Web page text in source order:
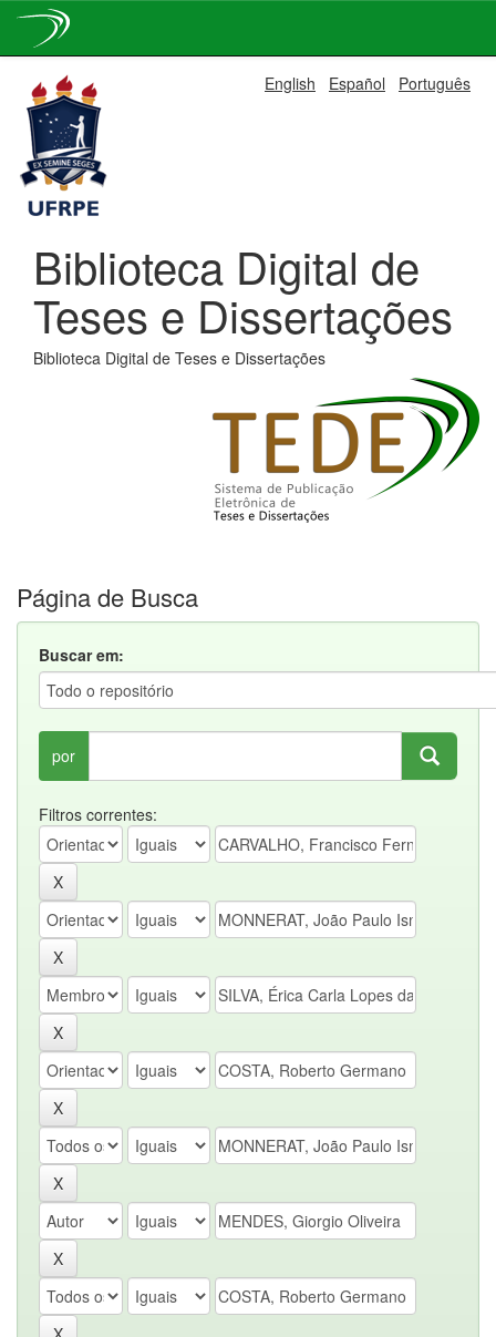
navigation
English Español Português
Biblioteca Digital de
Teses e Dissertações
Biblioteca Digital de Teses e Dissertações
Página de Busca
Buscar em:
por
Filtros correntes: